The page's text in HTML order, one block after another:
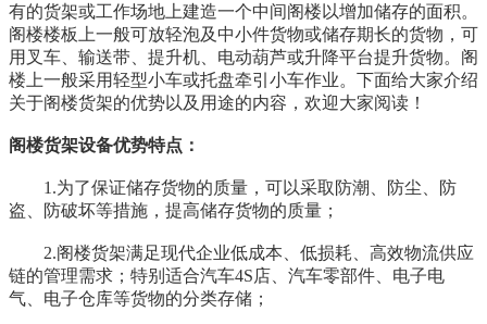
有的货架或工作场地上建造一个中间阁楼以增加储存的面积。
阁楼楼板上一般可放轻泡及中小件货物或储存期长的货物，可
用叉车、输送带、提升机、电动葫芦或升降平台提升货物。阁
楼上一般采用轻型小车或托盘牵引小车作业。下面给大家介绍
关于阁楼货架的优势以及用途的内容，欢迎大家阅读！
阁楼货架设备优势特点：
1.为了保证储存货物的质量，可以采取防潮、防尘、防
盗、防破坏等措施，提高储存货物的质量；
2.阁楼货架满足现代企业低成本、低损耗、高效物流供应
链的管理需求；特别适合汽车4S店、汽车零部件、电子电
气、电子仓库等货物的分类存储；